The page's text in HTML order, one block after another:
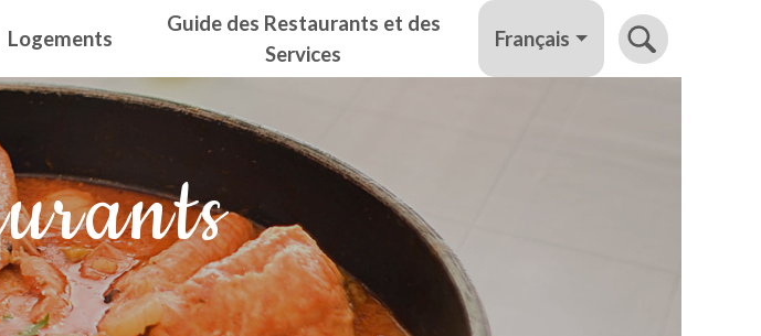
Logements
Guide des Restaurants et des
Services
Français